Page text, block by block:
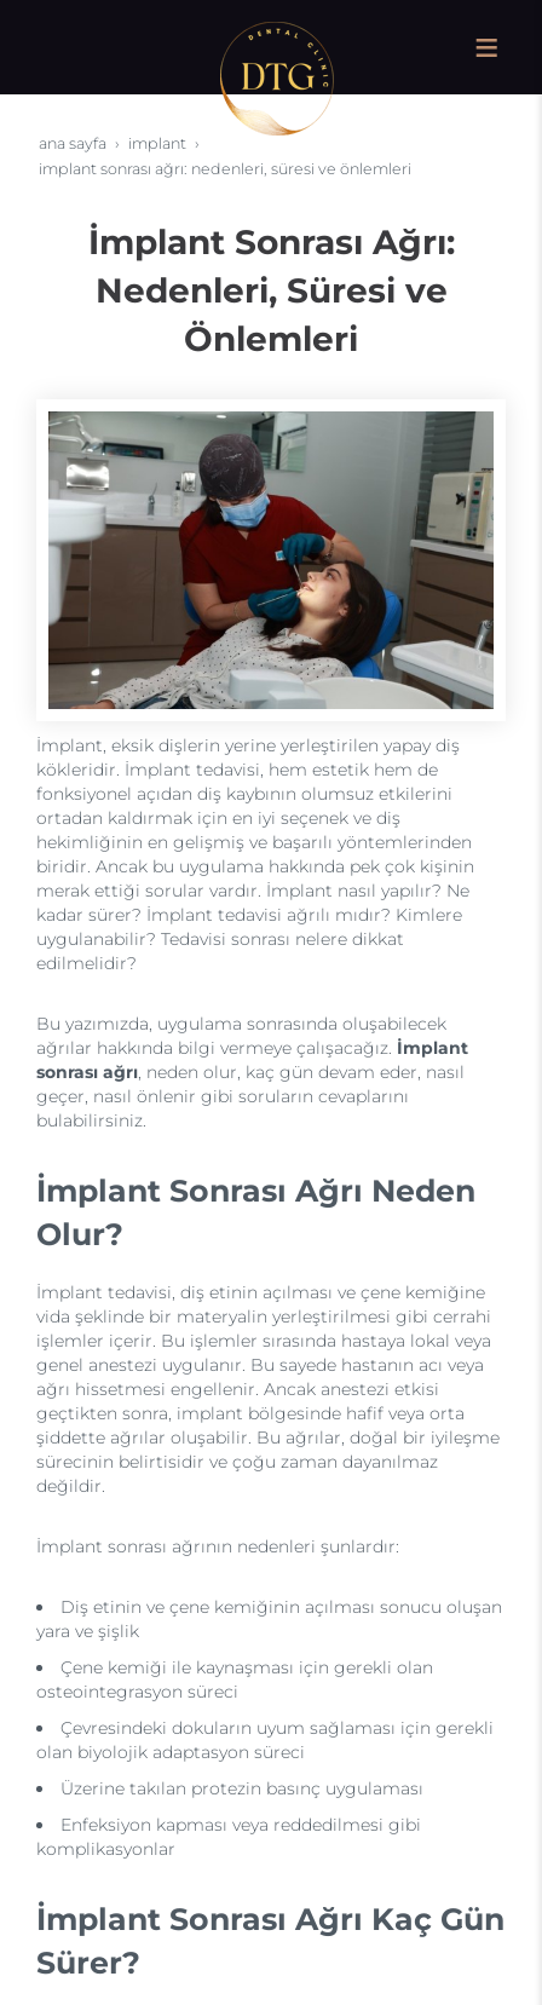
ana sayfa
i̇mplant
i̇mplant sonrası ağrı: nedenleri, süresi ve önlemleri
İmplant Sonrası Ağrı:
Nedenleri, Süresi ve
Önlemleri
İmplant, eksik dişlerin yerine yerleştirilen yapay diş
kökleridir. İmplant tedavisi, hem estetik hem de
fonksiyonel açıdan diş kaybının olumsuz etkilerini
ortadan kaldırmak için en iyi seçenek ve diş
hekimliğinin en gelişmiş ve başarılı yöntemlerinden
biridir. Ancak bu uygulama hakkında pek çok kişinin
merak ettiği sorular vardır. İmplant nasıl yapılır? Ne
kadar sürer? İmplant tedavisi ağrılı mıdır? Kimlere
uygulanabilir? Tedavisi sonrası nelere dikkat
edilmelidir?
Bu yazımızda, uygulama sonrasında oluşabilecek
ağrılar hakkında bilgi vermeye çalışacağız. İmplant
sonrası ağrı , neden olur, kaç gün devam eder, nasıl
geçer, nasıl önlenir gibi soruların cevaplarını
bulabilirsiniz.
İmplant Sonrası Ağrı Neden
Olur?
İmplant tedavisi, diş etinin açılması ve çene kemiğine
vida şeklinde bir materyalin yerleştirilmesi gibi cerrahi
işlemler içerir. Bu işlemler sırasında hastaya lokal veya
genel anestezi uygulanır. Bu sayede hastanın acı veya
ağrı hissetmesi engellenir. Ancak anestezi etkisi
geçtikten sonra, implant bölgesinde hafif veya orta
şiddette ağrılar oluşabilir. Bu ağrılar, doğal bir iyileşme
sürecinin belirtisidir ve çoğu zaman dayanılmaz
değildir.
İmplant sonrası ağrının nedenleri şunlardır:
Diş etinin ve çene kemiğinin açılması sonucu oluşan
yara ve şişlik
Çene kemiği ile kaynaşması için gerekli olan
osteointegrasyon süreci
Çevresindeki dokuların uyum sağlaması için gerekli
olan biyolojik adaptasyon süreci
Üzerine takılan protezin basınç uygulaması
Enfeksiyon kapması veya reddedilmesi gibi
komplikasyonlar
İmplant Sonrası Ağrı Kaç Gün
Sürer?